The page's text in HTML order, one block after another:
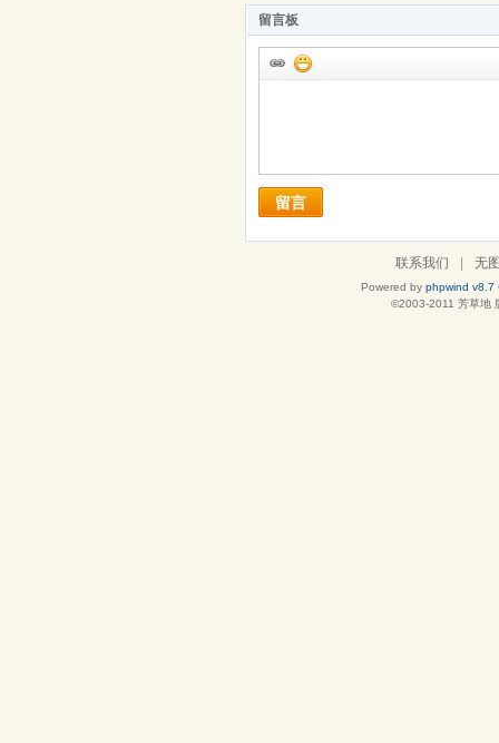
留言板
留言
联系我们 | 无
Powered by phpwind v8.7
©2003-2011 芳草地